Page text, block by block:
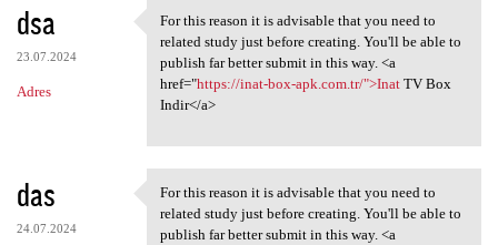
dsa
23.07.2024
Adres
For this reason it is
For this reason it is advisable that you need to
related study just before creating. You'll be able to
publish far better submit in this way. <a
href="https://inat-box-apk.com.tr/">InatTV Box
Indir</a>
das
24.07.2024
For this reason it is
For this reason it is advisable that you need to
related study just before creating. You'll be able to
publish far better submit in this way. <a